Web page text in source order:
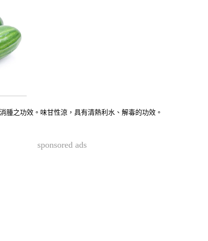
腫之功效。味甘性涼，具有清熱利水、解毒的功效。
sponsored ads